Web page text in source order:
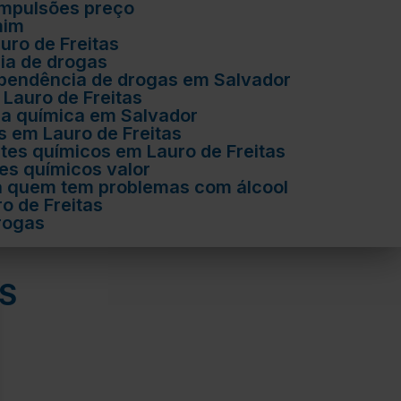
preço
de Freitas
de drogas
de drogas em Salvador
de Freitas
química em Salvador
em Lauro de Freitas
químicos em Lauro de Freitas
químicos valor
quem tem problemas com álcool
de Freitas